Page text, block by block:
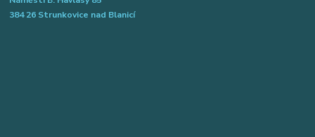
384 26 Strunkovice nad Blanicí